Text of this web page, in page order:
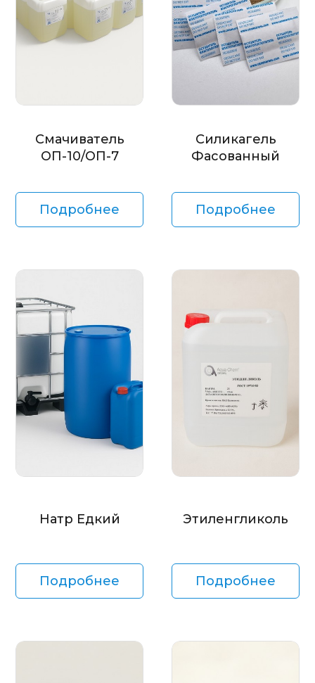
Смачиватель
ОП-10/ОП-7
Подробнее
Силикагель
Фасованный
Подробнее
Натр Едкий
Подробнее
Этиленгликоль
Подробнее